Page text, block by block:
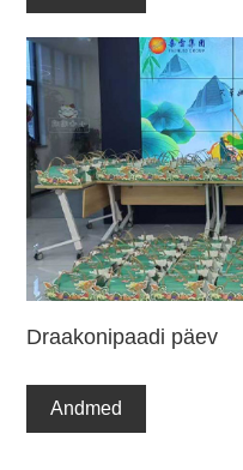
Draakonipaadi päev
Andmed